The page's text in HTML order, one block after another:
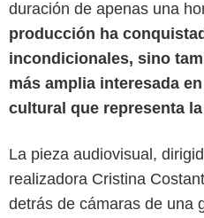
duración de apenas una
producción ha
incondicionales, sino
más amplia interesada
cultural que representa
La pieza audiovisual,
realizadora Cristina
detrás de cámaras de una